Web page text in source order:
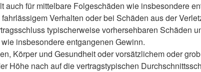
für mittelbare Folgeschäden wie insbesondere
Verhalten oder bei Schäden aus der
typischerweise vorhersehbaren Schäden
insbesondere entgangenen Gewinn.
Körper und Gesundheit oder vorsätzlichem oder
Höhe nach auf die vertragstypischen